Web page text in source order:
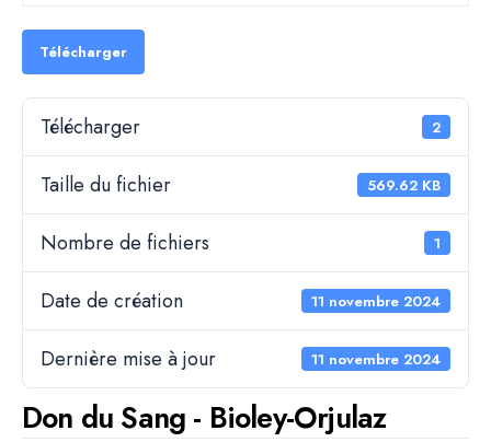
Télécharger
Télécharger 2
Taille du fichier 569.62 KB
Nombre de fichiers 1
Date de création 11 novembre 2024
Dernière mise à jour 11 novembre 2024
Don du Sang - Bioley-Orjulaz